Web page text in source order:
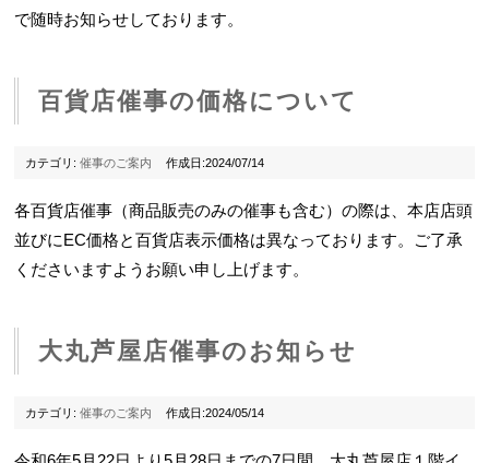
で随時お知らせしております。
百貨店催事の価格について
カテゴリ:催事のご案内 作成日:2024/07/14
各百貨店催事（商品販売のみの催事も含む）の際は、本店店頭
並びにEC価格と百貨店表示価格は異なっております。ご了承
くださいますようお願い申し上げます。
大丸芦屋店催事のお知らせ
カテゴリ:催事のご案内 作成日:2024/05/14